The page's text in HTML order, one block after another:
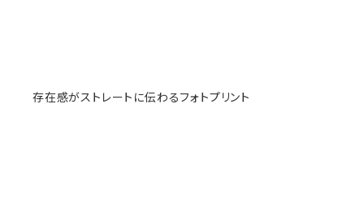
存在感がストレートに伝わるフォトプリント